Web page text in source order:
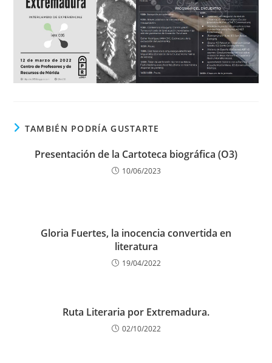
TAMBIÉN PODRÍA GUSTARTE
Presentación de la Cartoteca biográfica (O3)
10/06/2023
Gloria Fuertes, la inocencia convertida en
literatura
19/04/2022
Ruta Literaria por Extremadura.
02/10/2022